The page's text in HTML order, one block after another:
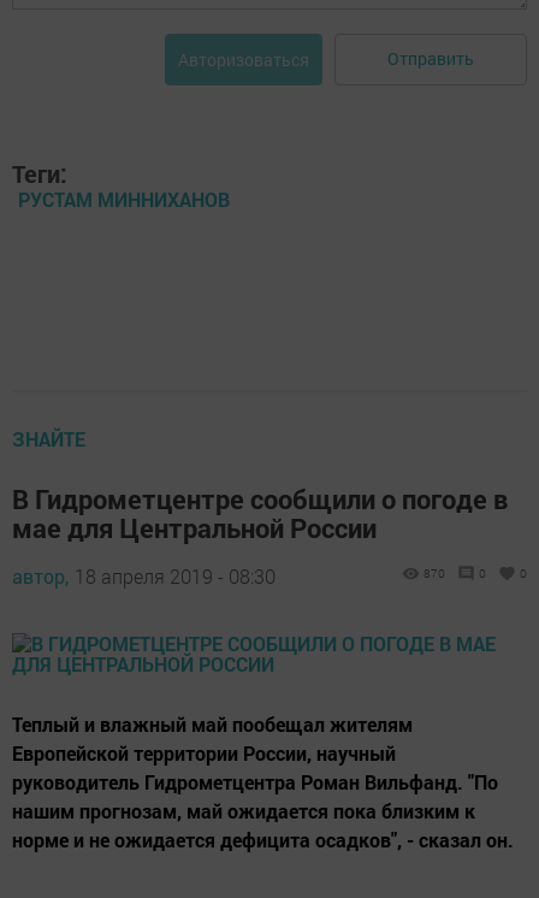
Авторизоваться Отправить
Теги:
РУСТАМ МИННИХАНОВ
ЗНАЙТЕ
В Гидрометцентре сообщили о погоде в
мае для Центральной России
автор, 18 апреля 2019 - 08:30 870 0 0
Теплый и влажный май пообещал жителям
Европейской территории России, научный
руководитель Гидрометцентра Роман Вильфанд. "По
нашим прогнозам, май ожидается пока близким к
норме и не ожидается дефицита осадков", - сказал он.